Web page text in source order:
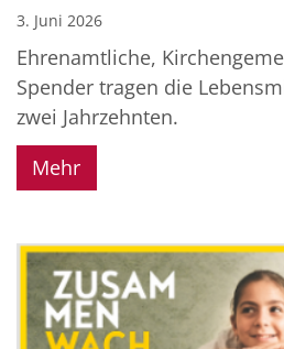
3. Juni 2026
Ehrenamtliche,
Spender tragen die
zwei Jahrzehnten.
Mehr